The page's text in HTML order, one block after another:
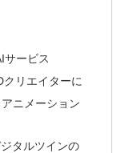
サービス
リエイターに
ニメーション
タルツインの